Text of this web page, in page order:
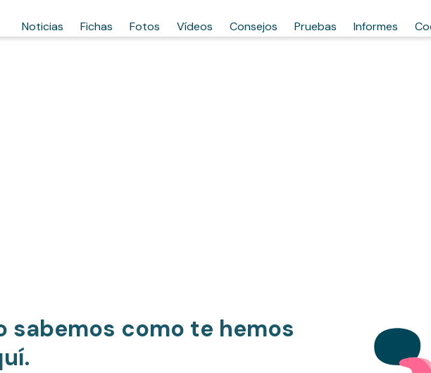
Noticias Fichas Fotos Vídeos Consejos Pruebas Informes
sabemos como te hemos